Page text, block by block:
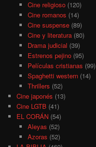
Cine religioso(120)
Cine romanos (14)
Cine suspense(89)
Cine y literatura(80)
Drama judicial (39)
Estrenos pejino(95)
Películas cristianas (99)
Spaghetti western(14)
Thrillers (52)
Cine japonés (13)
Cine LGTB (41)
EL CORÁN (54)
Aleyas (52)
Azoras (52)